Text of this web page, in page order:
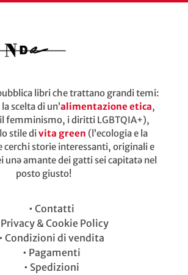
libri che trattano grandi temi:
la scelta di un’alimentazione etica,
femminismo, i diritti LGBTQIA+),
stile divita green (l’ecologia e la
cerchi storie interessanti, originali e
unə amante dei gatti sei capitatə nel
posto giusto!
• Contatti
Privacy & Cookie Policy
• Condizioni di vendita
• Pagamenti
• Spedizioni